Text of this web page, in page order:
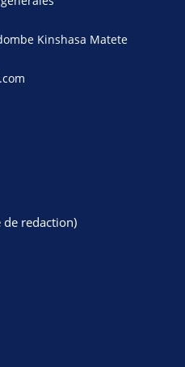
Kinshasa Matete
de redaction)